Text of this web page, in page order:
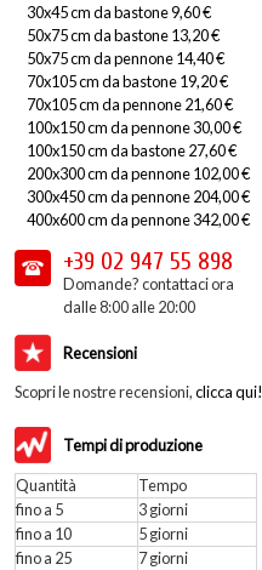
30x45 cm da bastone 9,60 €
50x75 cm da bastone 13,20 €
50x75 cm da pennone 14,40 €
70x105 cm da bastone 19,20 €
70x105 cm da pennone 21,60 €
100x150 cm da pennone 30,00 €
100x150 cm da bastone 27,60 €
200x300 cm da pennone 102,00 €
300x450 cm da pennone 204,00 €
400x600 cm da pennone 342,00 €
+39 02 947 55 898
Domande? contattaci ora
dalle 8:00 alle 20:00
Recensioni
Scopri le nostre recensioni,clicca qui!
Tempi di produzione
Quantità
Tempo
fino a 5
3 giorni
fino a 10
5 giorni
fino a 25
7 giorni